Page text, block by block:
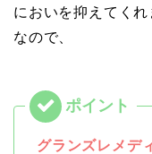
においを抑えてくれ
なので、
グランズレメデ